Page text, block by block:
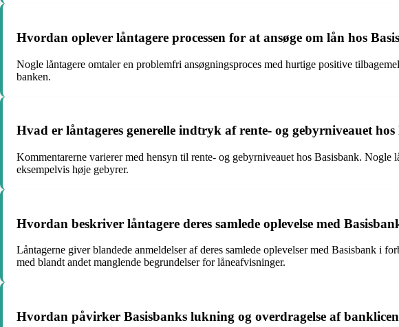
Hvordan oplever låntagere processen for at ansøge om lån hos
Nogle låntagere omtaler en problemfri ansøgningsproces med hurtige positive
banken.
Hvad er låntageres generelle indtryk af rente- og gebyrniveauet hos
Kommentarerne varierer med hensyn til rente- og gebyrniveauet hos Basisbank.
eksempelvis høje gebyrer.
Hvordan beskriver låntagere deres samlede oplevelse med
Låntagerne giver blandede anmeldelser af deres samlede oplevelser med Basisbank i
med blandt andet manglende begrundelser for låneafvisninger.
Hvordan påvirker Basisbanks lukning og overdragelse af